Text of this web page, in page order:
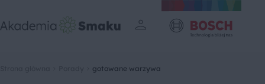
gotowane warzywa